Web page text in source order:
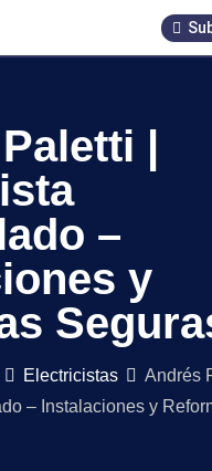
|
–
y
Electricistas
Andrés
– Instalaciones y